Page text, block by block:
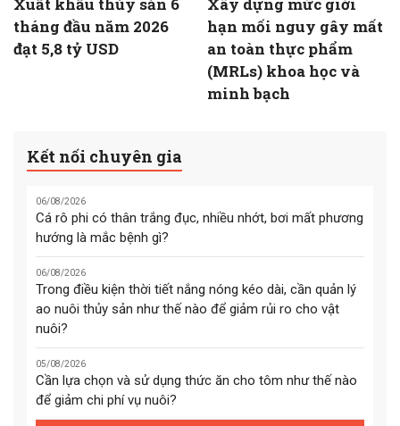
tháng đầu năm 2026
đạt 5,8 tỷ USD
hạn mối nguy gây mất
an toàn thực phẩm
(MRLs) khoa học và
minh bạch
Kết nối chuyên gia
06/08/2026
Cá rô phi có thân trắng đục, nhiều nhớt, bơi mất phương
hướng là mắc bệnh gì?
06/08/2026
Trong điều kiện thời tiết nắng nóng kéo dài, cần quản lý
ao nuôi thủy sản như thế nào để giảm rủi ro cho vật
nuôi?
05/08/2026
Cần lựa chọn và sử dụng thức ăn cho tôm như thế nào
để giảm chi phí vụ nuôi?